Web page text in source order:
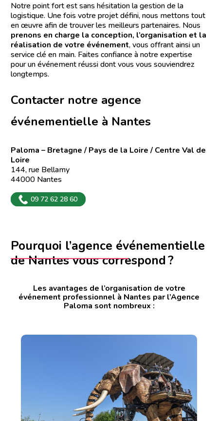
Notre point fort est sans hésitation la gestion de la
logistique. Une fois votre projet défini, nous mettons tout
en œuvre afin de trouver les meilleurs partenaires. Nous
prenons en charge la conception, l’organisation et la
réalisation de votre événement, vous offrant ainsi un
service clé en main. Faites confiance à notre expertise
pour un événement réussi dont vous vous souviendrez
longtemps.
Contacter notre agence
événementielle à Nantes
Paloma – Bretagne / Pays de la Loire / Centre Val de
Loire
144, rue Bellamy
44000 Nantes
09 72 62 28 60
Pourquoi l’agence événementielle
de Nantes vous correspond ?
Les avantages de l’organisation de votre
événement professionnel à Nantes par l’Agence
Paloma sont nombreux :